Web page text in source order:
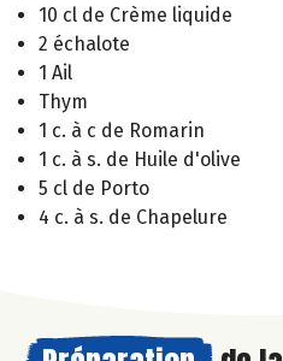
10 cl de Crème liquide
2 échalote
1 Ail
Thym
1 c. à c de Romarin
1 c. à s. de Huile d'olive
5 cl de Porto
4 c. à s. de Chapelure